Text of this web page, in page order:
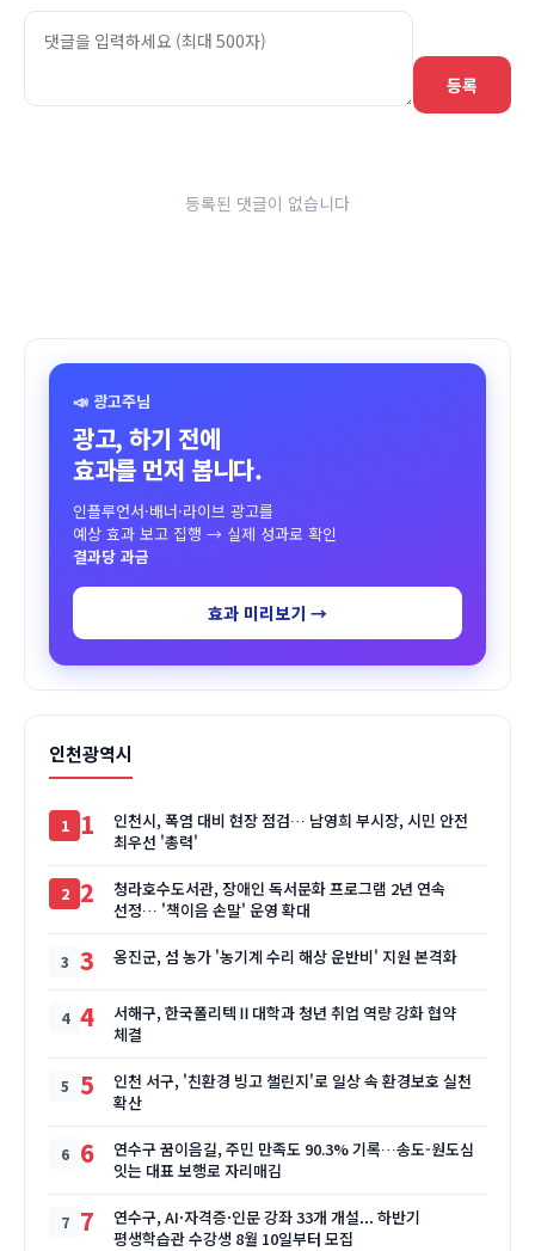
등록
등록된 댓글이 없습니다
📣 광고주님
광고, 하기 전에
효과를 먼저 봅니다.
인플루언서·배너·라이브 광고를
예상 효과 보고 집행 → 실제 성과로 확인
결과당 과금
효과 미리보기 →
인천광역시
1
인천시, 폭염 대비 현장 점검… 남영희 부시장, 시민 안전
최우선 '총력'
2
청라호수도서관, 장애인 독서문화 프로그램 2년 연속
선정… '책이음 손말' 운영 확대
3 옹진군, 섬 농가 '농기계 수리 해상 운반비' 지원 본격화
4
서해구, 한국폴리텍Ⅱ대학과 청년 취업 역량 강화 협약
체결
5
인천 서구, '친환경 빙고 챌린지'로 일상 속 환경보호 실천
확산
6
연수구 꿈이음길, 주민 만족도 90.3% 기록…송도-원도심
잇는 대표 보행로 자리매김
7
연수구, AI·자격증·인문 강좌 33개 개설... 하반기
평생학습관 수강생 8월 10일부터 모집